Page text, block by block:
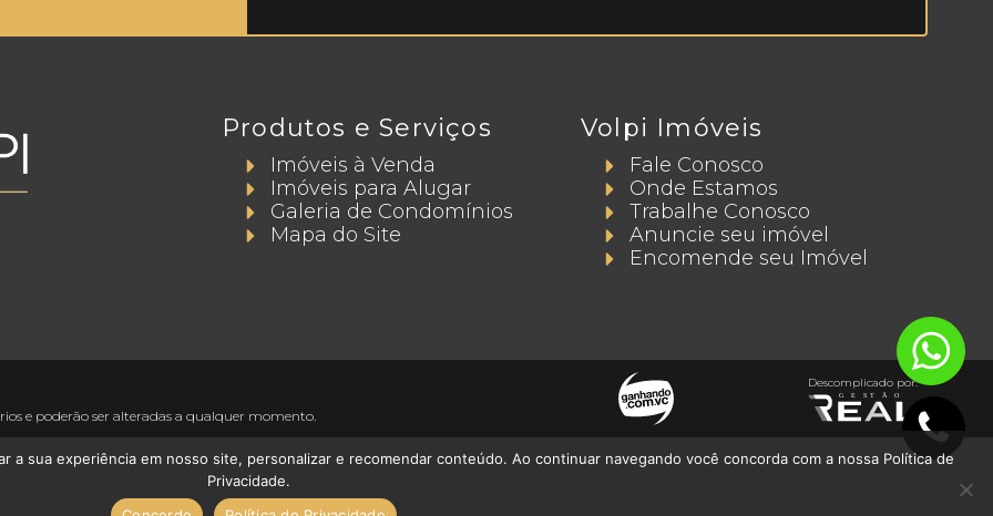
Produtos e Serviços
Imóveis à Venda
Imóveis para Alugar
Galeria de Condomínios
Mapa do Site
Volpi Imóveis
Fale Conosco
Onde Estamos
Trabalhe Conosco
Anuncie seu imóvel
Encomende seu Imóvel
e poderão ser alteradas a qualquer momento.
Descomplicado por:
a sua experiência em nosso site, personalizar e recomendar conteúdo. Ao continuar navegando você concorda com a nossa Política de
Privacidade.